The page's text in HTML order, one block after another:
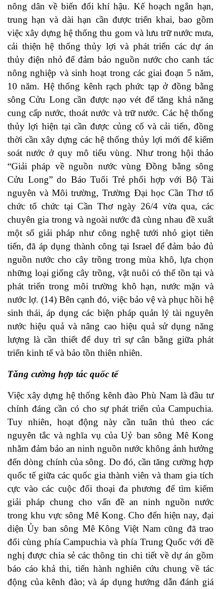
nông dân về biến đổi khí hậu. Kế hoạch ngắn hạn,
trung hạn và dài hạn cần được triển khai, bao gồm
việc xây dựng hệ thống thu gom và lưu trữ nước mưa,
cải thiện hệ thống thủy lợi và phát triển các dự án
thủy điện nhỏ để đảm bảo nguồn nước cho canh tác
nông nghiệp và sinh hoạt trong các giai đoạn 5 năm,
10 năm. Hệ thống kênh rạch phức tạp ở đồng bằng
sông Cửu Long cần được nạo vét để tăng khả năng
cung cấp nước, thoát nước và trữ nước. Các hệ thống
thủy lợi hiện tại cần được củng cố và cải tiến, đồng
thời cần xây dựng các hệ thống thủy lợi mới để kiểm
soát nước ở quy mô tiểu vùng. Như trong hội thảo
“Giải pháp về nguồn nước vùng Đồng bằng sông
Cửu Long” do Báo Tuổi Trẻ phối hợp với Bộ Tài
nguyên và Môi trường, Trường Đại học Cần Thơ tổ
chức tổ chức tại Cần Thơ ngày 26/4 vừa qua, các
chuyên gia trong và ngoài nước đã cùng nhau đề xuất
một số giải pháp như công nghệ tưới nhỏ giọt tiên
tiến, đã áp dụng thành công tại Israel để đảm bảo đủ
nguồn nước cho cây trồng trong mùa khô, lựa chọn
những loại giống cây trồng, vật nuôi có thể tồn tại và
phát triển trong môi trường khô hạn, nước mặn và
nước lợ. (14) Bên cạnh đó, việc bảo vệ và phục hồi hệ
sinh thái, áp dụng các biện pháp quản lý tài nguyên
nước hiệu quả và nâng cao hiệu quả sử dụng năng
lượng là cần thiết để duy trì sự cân bằng giữa phát
triển kinh tế và bảo tồn thiên nhiên.
Tăng cường hợp tác quốc tế
Việc xây dựng hệ thống kênh đào Phù Nam là đầu tư
chính đáng cần có cho sự phát triển của Campuchia.
Tuy nhiên, hoạt động này cần tuân thủ theo các
nguyên tắc và nghĩa vụ của Uỷ ban sông Mê Kong
nhằm đảm bảo an ninh nguồn nước không ảnh hưởng
đến dòng chính của sông. Do đó, cần tăng cường hợp
quốc tế giữa các quốc gia thành viên và tham gia tích
cực vào các cuộc đối thoại đa phương để tìm kiếm
giải pháp chung cho vấn đề an ninh nguồn nước
trong khu vực sông Mê Kong. Cho đến hiện nay, đại
diện Ủy ban sông Mê Kông Việt Nam cũng đã trao
đổi cùng phía Campuchia và phía Trung Quốc với đề
nghị được chia sẻ các thông tin chi tiết về dự án gồm
báo cáo khả thi, tiến hành nghiên cứu chung về tác
động của kênh đào; và áp dụng hướng dẫn đánh giá